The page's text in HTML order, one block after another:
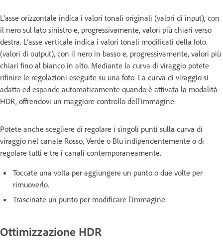
L’asse orizzontale indica i valori tonali originali (valori di input), con
il nero sul lato sinistro e, progressivamente, valori più chiari verso
destra. L’asse verticale indica i valori tonali modificati della foto
(valori di output), con il nero in basso e, progressivamente, valori più
chiari fino al bianco in alto. Mediante la curva di viraggio potete
rifinire le regolazioni eseguite su una foto. La curva di viraggio si
adatta ed espande automaticamente quando è attivata la modalità
HDR, offrendovi un maggiore controllo dell'immagine.
Potete anche scegliere di regolare i singoli punti sulla curva di
viraggio nel canale Rosso, Verde o Blu indipendentemente o di
regolare tutti e tre i canali contemporaneamente.
Toccate una volta per aggiungere un punto o due volte per
rimuoverlo.
Trascinate un punto per modificare l'immagine.
Ottimizzazione HDR